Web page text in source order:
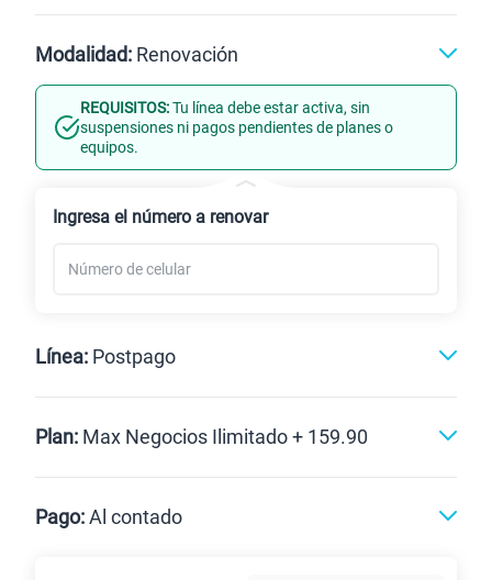
256GB
Modalidad: Renovación
Línea Nueva Portabilidad
REQUISITOS:Tu línea debe estar activa, sin
suspensiones ni pagos pendientes de planes o
equipos.
Ingresa el número a renovar
Línea: Postpago
Plan: Max Negocios Ilimitado + 159.90
Pago:Al contado